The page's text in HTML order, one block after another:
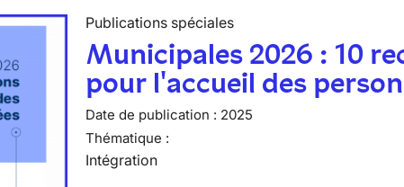
Publications spéciales
Municipales 2026 : 10
pour l'accueil des
Date de publication : 2025
Thématique :
Intégration